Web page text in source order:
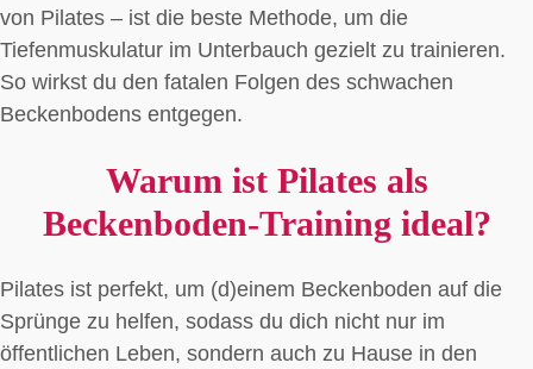
von Pilates – ist die beste Methode, um die
Tiefenmuskulatur im Unterbauch gezielt zu trainieren.
So wirkst du den fatalen Folgen des schwachen
Beckenbodens entgegen.
Warum ist Pilates als
Beckenboden-Training ideal?
Pilates ist perfekt, um (d)einem Beckenboden auf die
Sprünge zu helfen, sodass du dich nicht nur im
öffentlichen Leben, sondern auch zu Hause in den